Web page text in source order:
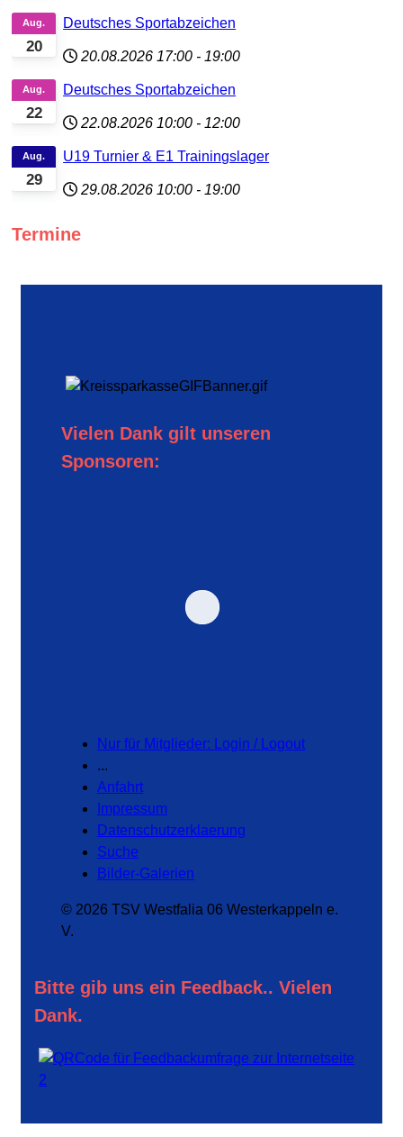
20
Aug. Deutsches Sportabzeichen
20.08.2026 17:00 - 19:00
22
Aug. Deutsches Sportabzeichen
22.08.2026 10:00 - 12:00
29
Aug. U19 Turnier & E1 Trainingslager
29.08.2026 10:00 - 19:00
Termine
Vielen Dank gilt unseren
Sponsoren:
Nur für Mitglieder: Login / Logout
...
Anfahrt
Impressum
Datenschutzerklaerung
Suche
Bilder-Galerien
© 2026 TSV Westfalia 06 Westerkappeln e.
V.
Bitte gib uns ein Feedback.. Vielen
Dank.